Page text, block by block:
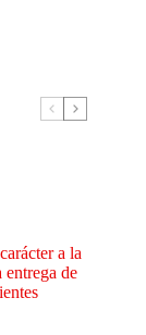
a la
entrega de